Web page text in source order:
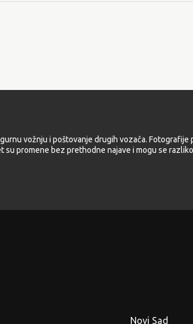
vožnju i poštovanje drugih vozača.
promene bez prethodne najave i mogu se
Novi Sad